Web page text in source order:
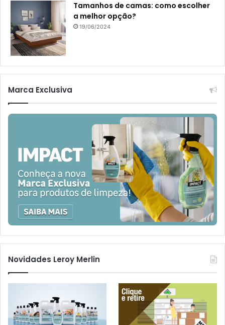
Tamanhos de camas: como escolher
a melhor opção?
19/06/2024
Marca Exclusiva
Novidades Leroy Merlin